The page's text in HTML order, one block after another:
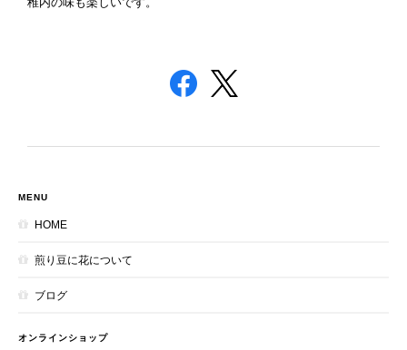
MENU
HOME
煎り豆に花について
ブログ
オンラインショップ